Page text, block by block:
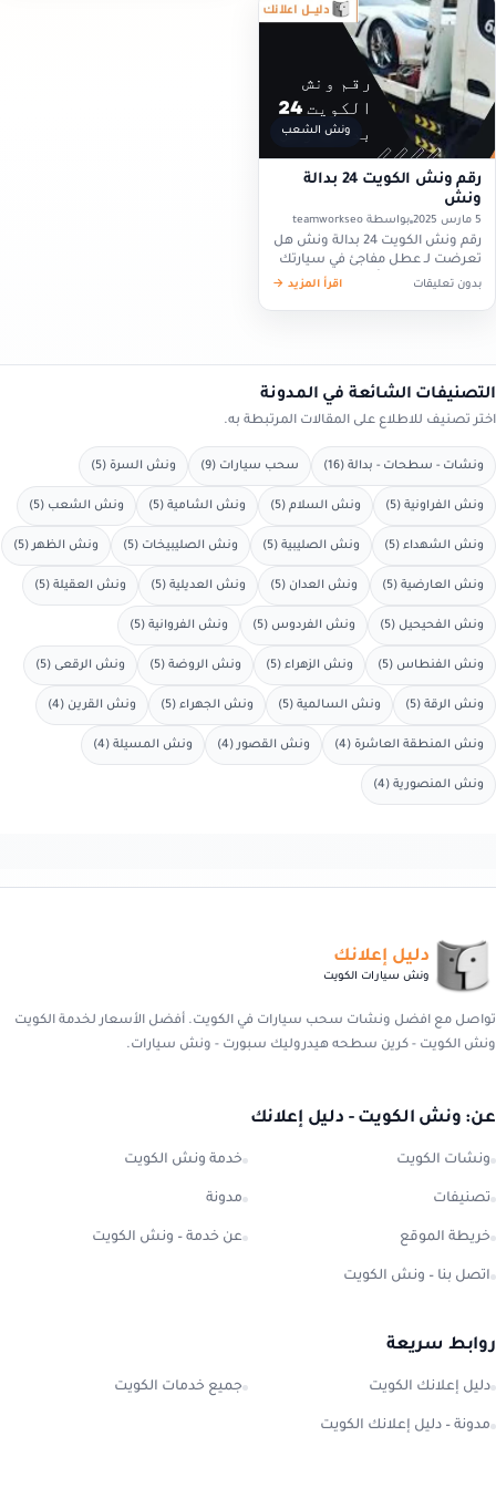
ونش الشعب
رقم ونش الكويت 24 بدالة
ونش
5 مارس 2025 بواسطة teamworkseo
رقم ونش الكويت 24 بدالة ونش هل
تعرضت لـ عطل مفاجئ في سيارتك
على طريق سريع أو داخل مدينة
بدون تعليقات اقرأ المزيد →
التصنيفات الشائعة في المدونة
اختر تصنيف للاطلاع على المقالات المرتبطة به.
ونشات - سطحات - بدالة (16) سحب سيارات (9) ونش السرة (5)
ونش الفراونية (5) ونش السلام (5) ونش الشامية (5) ونش الشعب (5)
ونش الشهداء (5) ونش الصليبية (5) ونش الصليبيخات (5) ونش الظهر (5)
ونش العارضية (5) ونش العدان (5) ونش العديلية (5) ونش العقيلة (5)
ونش الفحيحيل (5) ونش الفردوس (5) ونش الفروانية (5)
ونش الفنطاس (5) ونش الزهراء (5) ونش الروضة (5) ونش الرقعى (5)
ونش الرقة (5) ونش السالمية (5) ونش الجهراء (5) ونش القرين (4)
ونش المنطقة العاشرة (4) ونش القصور (4) ونش المسيلة (4)
ونش المنصورية (4)
دليل إعلانك
ونش سيارات الكويت
تواصل مع افضل ونشات سحب سيارات في الكويت. أفضل الأسعار لخدمة الكويت
ونش الكويت - كرين سطحه هيدروليك سبورت - ونش سيارات.
عن: ونش الكويت - دليل إعلانك
ونشات الكويت خدمة ونش الكويت
تصنيفات مدونة
خريطة الموقع عن خدمة – ونش الكويت
اتصل بنا – ونش الكويت
روابط سريعة
دليل إعلانك الكويت جميع خدمات الكويت
مدونة – دليل إعلانك الكويت